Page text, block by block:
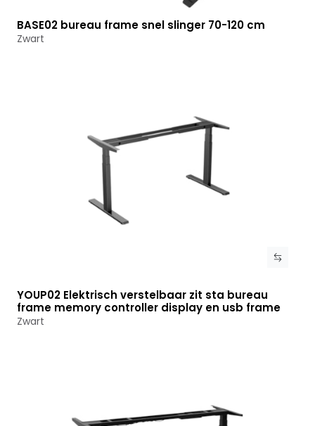
Bekijk product
BASE02 bureau frame snel slinger 70-120 cm
Zwart
Bekijk product
YOUP02 Elektrisch verstelbaar zit sta bureau
frame memory controller display en usb frame
Zwart